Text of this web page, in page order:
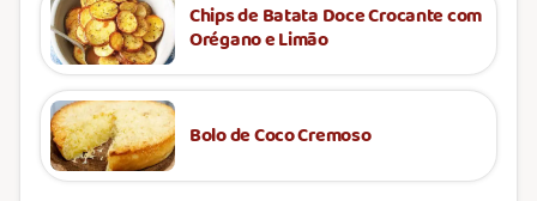
Chips de Batata Doce Crocante com
Orégano e Limão
Bolo de Coco Cremoso